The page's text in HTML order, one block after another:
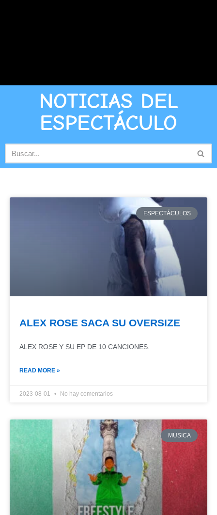
NOTICIAS DEL
ESPECTÁCULO
ESPECTÁCULOS
ALEX ROSE SACA SU OVERSIZE
ALEX ROSE Y SU EP DE 10 CANCIONES.
READ MORE »
2023-08-01 No hay comentarios
MUSICA